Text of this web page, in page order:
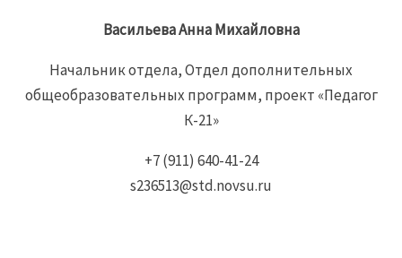
Васильева Анна Михайловна
Начальник отдела, Отдел дополнительных
общеобразовательных программ, проект «Педагог
К-21»
+7 (911) 640-41-24
s236513@std.novsu.ru